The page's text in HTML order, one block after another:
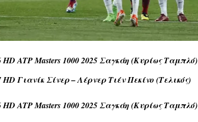
HD ATP Masters 1000 2025 Σαγκάη (Κυρίως Ταμπλό)
HD Γιανίκ Σίνερ – Λέρνερ Τιέν Πεκίνο (Τελικός)
HD ATP Masters 1000 2025 Σαγκάη (Κυρίως Ταμπλό)